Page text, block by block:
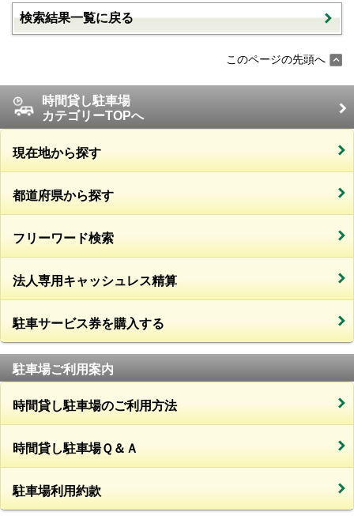
検索結果一覧に戻る
このページの先頭へ
時間貸し駐車場
カテゴリーTOPへ
現在地から探す
都道府県から探す
フリーワード検索
法人専用キャッシュレス精算
駐車サービス券を購入する
駐車場ご利用案内
時間貸し駐車場のご利用方法
時間貸し駐車場Ｑ＆Ａ
駐車場利用約款